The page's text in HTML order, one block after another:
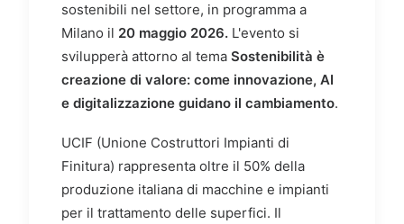
sostenibili nel settore, in programma a
Milano il 20 maggio 2026. L'evento si
svilupperà attorno al tema Sostenibilità è
creazione di valore: come innovazione, AI
e digitalizzazione guidano il cambiamento.
UCIF (Unione Costruttori Impianti di
Finitura) rappresenta oltre il 50% della
produzione italiana di macchine e impianti
per il trattamento delle superfici. Il